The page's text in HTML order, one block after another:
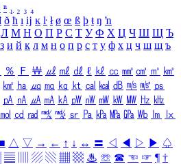
ⁿ ₁ ₂ ₃ ₄
ð ħ ı ĳ ĸ ŀ ł ø œ ß þ ŧ ŋ ŉ
Л М Н О П Р С Т У Ф Х Ц Ч Ш Щ Ъ
з и й к л м н о п р с т у ф х ц ч ш щ ъ
％ Ｆ ￦ ㎕ ㎖ ㎗ ℓ ㎘ ㏄ ㎣ ㎤ ㎥ ㎦
㎢ ㏊ ㎍ ㎎ ㎏ ㏏ ㎈ ㎉ ㏈ ㎧ ㎨ ㎰
㎀ ㎁ ㎂ ㎃ ㎄ ㎺ ㎻ ㎽ ㎾ ㎿ ㎐ ㎑
㏖ ㏅ ㎭ ㎮ ㎯ ㏛ ㎩ ㎪ ㎫ ㎬ ㏝ ㏐
㏓
■ △ ▽ → ← ↑ ↓ ↔ 〓 ◁ ◀ ▷ ▶ ♤
▤ ▨ ▧ ▦ ▩ ♨ ☏ ☎ ☜ ☞ ¶ †